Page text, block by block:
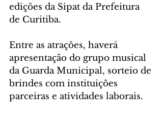
edições da Sipat da Prefeitura
de Curitiba.
Entre as atrações, haverá
apresentação do grupo musical
da Guarda Municipal, sorteio de
brindes com instituições
parceiras e atividades laborais.